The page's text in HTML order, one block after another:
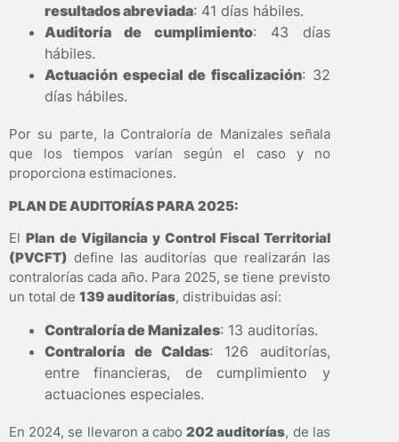
resultados abreviada: 41 días hábiles.
Auditoría de cumplimiento: 43 días
hábiles.
Actuación especial de fiscalización: 32
días hábiles.
Por su parte, la Contraloría de Manizales señala
que los tiempos varían según el caso y no
proporciona estimaciones.
PLAN DE AUDITORÍAS PARA 2025:
El Plan de Vigilancia y Control Fiscal Territorial
(PVCFT) define las auditorías que realizarán las
contralorías cada año. Para 2025, se tiene previsto
un total de 139 auditorías, distribuidas así:
Contraloría de Manizales: 13 auditorías.
Contraloría de Caldas: 126 auditorías,
entre financieras, de cumplimiento y
actuaciones especiales.
En 2024, se llevaron a cabo202 auditorías, de las